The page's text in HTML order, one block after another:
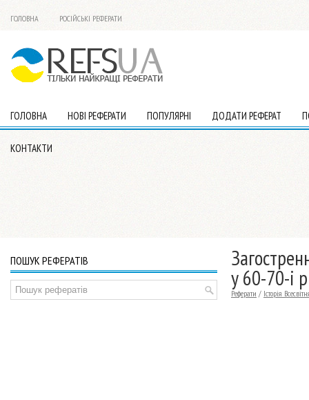
ГОЛОВНА РОСІЙСЬКІ РЕФЕРАТИ
ГОЛОВНА НОВІ РЕФЕРАТИ ПОПУЛЯРНІ ДОДАТИ РЕФЕРАТ
КОНТАКТИ
у 60-70-і
Реферати / Історія
ПОШУК РЕФЕРАТІВ